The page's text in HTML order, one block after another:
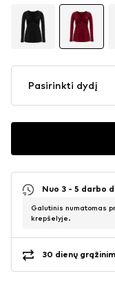
Pasirinkti dydį
Nuo 3 - 5 darbo
Galutinis numatomas
krepšelyje.
30 dienų